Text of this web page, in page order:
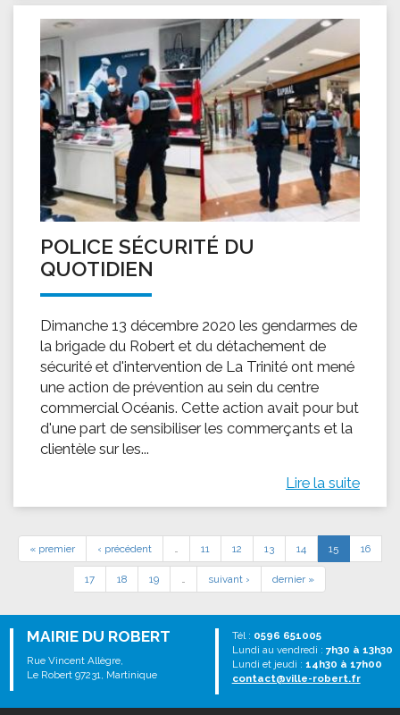
POLICE SÉCURITÉ DU
QUOTIDIEN
Dimanche 13 décembre 2020 les gendarmes de
la brigade du Robert et du détachement de
sécurité et d'intervention de La Trinité ont mené
une action de prévention au sein du centre
commercial Océanis. Cette action avait pour but
d'une part de sensibiliser les commerçants et la
clientèle sur les...
Lire la suite
« premier ‹ précédent … 11 12 13 14 15 16
17 18 19 … suivant › dernier »
MAIRIE DU ROBERT
Rue Vincent Allègre,
Le Robert 97231, Martinique
Tél : 0596 651005
Lundi au vendredi : 7h30 à 13h30
Lundi et jeudi : 14h30 à 17h00
contact@ville-robert.fr